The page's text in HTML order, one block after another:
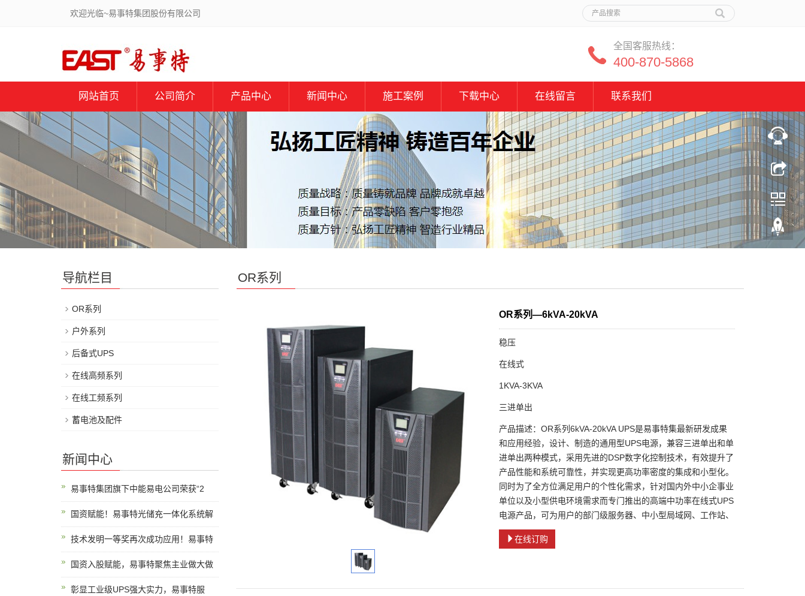
欢迎光临~易事特集团股份有限公司
全国客服热线：
400-870-5868
网站首页 公司简介 产品中心 新闻中心 施工案例 下载中心 在线留言 联系我们
OR系列
OR系列—6kVA-20kVA
稳压
在线式
1KVA-3KVA
三进单出
产品描述：OR系列6kVA-20kVA UPS是易事特集最新研发成果
和应用经验，设计、制造的通用型UPS电源，兼容三进单出和单
进单出两种模式，采用先进的DSP数字化控制技术，有效提升了
产品性能和系统可靠性，并实现更高功率密度的集成和小型化。
同时为了全方位满足用户的个性化需求，针对国内外中小企事业
单位以及小型供电环境需求而专门推出的高端中功率在线式UPS
电源产品，可为用户的部门级服务器、中小型局域网、工作站、
在线订购
导航栏目
OR系列
户外系列
后备式UPS
在线高频系列
在线工频系列
蓄电池及配件
新闻中心
易事特集团旗下中能易电公司荣获“2
国资赋能！易事特光储充一体化系统解
技术发明一等奖再次成功应用！易事特
国资入股赋能，易事特聚焦主业做大做
彰显工业级UPS强大实力，易事特服